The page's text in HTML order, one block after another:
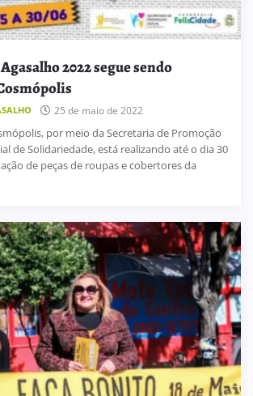
2022 segue sendo
25 de maio de 2022
por meio da Secretaria de Promoção
de Solidariedade, está realizando até o dia 30
de peças de roupas e cobertores da